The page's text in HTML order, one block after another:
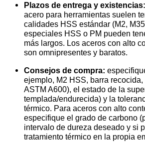
Plazos de entrega y existencias:
acero para herramientas suelen
calidades HSS estándar (M2,
especiales HSS o PM pueden
más largos. Los aceros con alto
son omnipresentes y baratos.
Consejos de compra:
ejemplo, M2 HSS, barra
ASTM A600), el estado de la
templada/endurecida) y la
térmico. Para aceros con alto
especifique el grado de carbono
intervalo de dureza deseado y si
tratamiento térmico en la propia